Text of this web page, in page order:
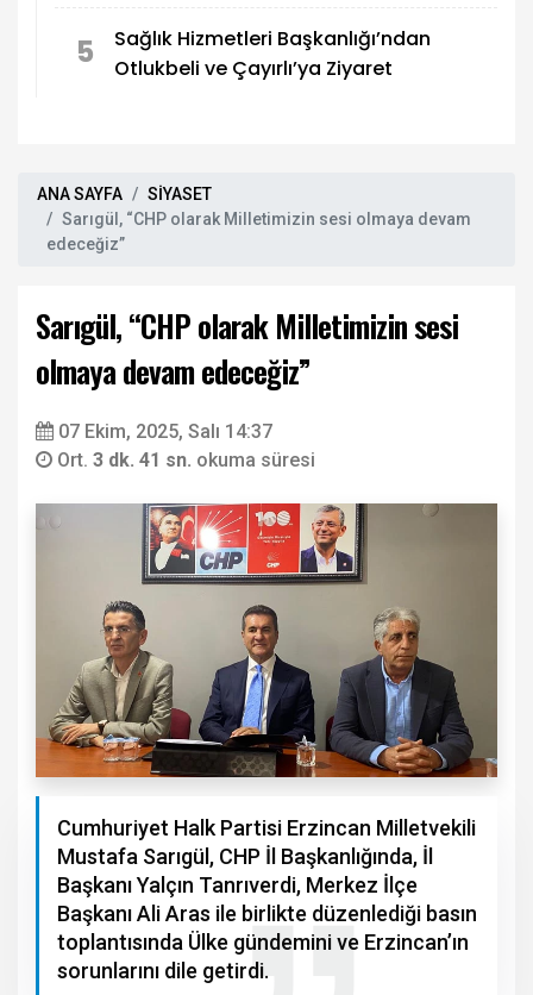
5
Sağlık Hizmetleri Başkanlığı’ndan
Otlukbeli ve Çayırlı’ya Ziyaret
ANA SAYFA
SİYASET
Sarıgül, “CHP olarak Milletimizin sesi olmaya devam
edeceğiz”
Sarıgül, “CHP olarak Milletimizin sesi
olmaya devam edeceğiz”
07 Ekim, 2025, Salı 14:37
Ort. 3 dk. 41 sn. okuma süresi
Cumhuriyet Halk Partisi Erzincan Milletvekili
Mustafa Sarıgül, CHP İl Başkanlığında, İl
Başkanı Yalçın Tanrıverdi, Merkez İlçe
Başkanı Ali Aras ile birlikte düzenlediği basın
toplantısında Ülke gündemini ve Erzincan’ın
sorunlarını dile getirdi.